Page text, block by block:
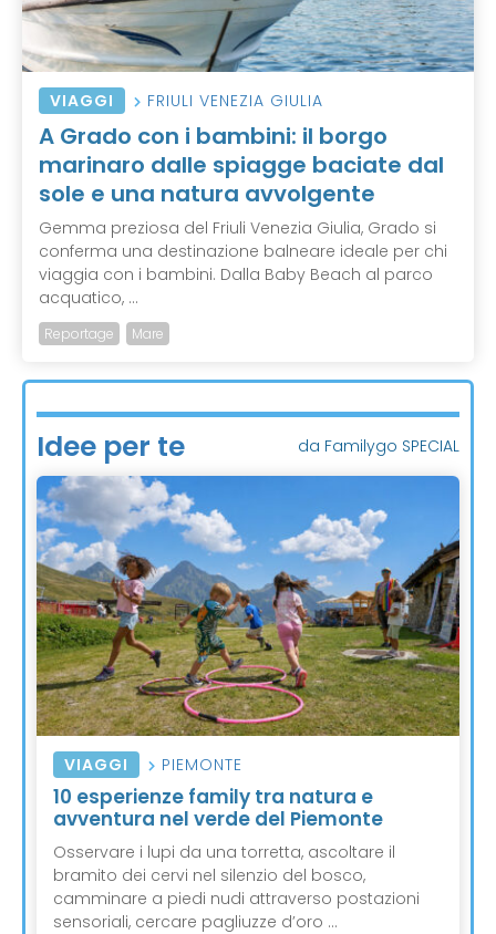
VIAGGI FRIULI VENEZIA GIULIA
A Grado con i bambini: il borgo
marinaro dalle spiagge baciate dal
sole e una natura avvolgente
Gemma preziosa del Friuli Venezia Giulia, Grado si
conferma una destinazione balneare ideale per chi
viaggia con i bambini. Dalla Baby Beach al parco
acquatico, ...
Reportage Mare
Idee per te da Familygo SPECIAL
VIAGGI PIEMONTE
10 esperienze family tra natura e
avventura nel verde del Piemonte
Osservare i lupi da una torretta, ascoltare il
bramito dei cervi nel silenzio del bosco,
camminare a piedi nudi attraverso postazioni
sensoriali, cercare pagliuzze d’oro ...